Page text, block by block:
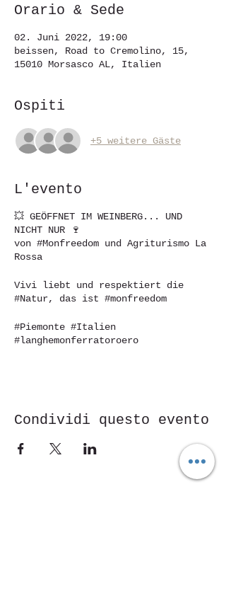
Orario & Sede
02. Juni 2022, 19:00
beissen, Road to Cremolino, 15,
15010 Morsasco AL, Italien
Ospiti
+5 weitere Gäste
L'evento
💥 GEÖFFNET IM WEINBERG... UND
NICHT NUR 🍷
von #Monfreedom und Agriturismo La
Rossa
Vivi liebt und respektiert die
#Natur, das ist #monfreedom
#Piemonte #Italien
#langhemonferratoroero
Condividi questo evento